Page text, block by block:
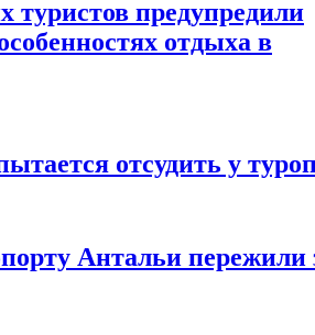
туристов предупредили
отдыха в
отсудить у
Антальи